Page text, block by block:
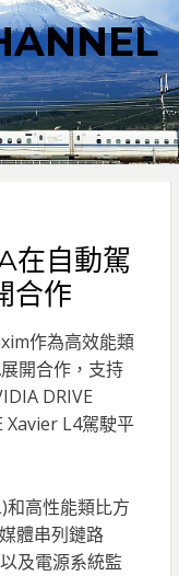
在自動駕
合作
作為高效能類
開合作，支持
DRIVE
Xavier L4駕駛平
和高性能類比方
體串列鏈路
及電源系統監